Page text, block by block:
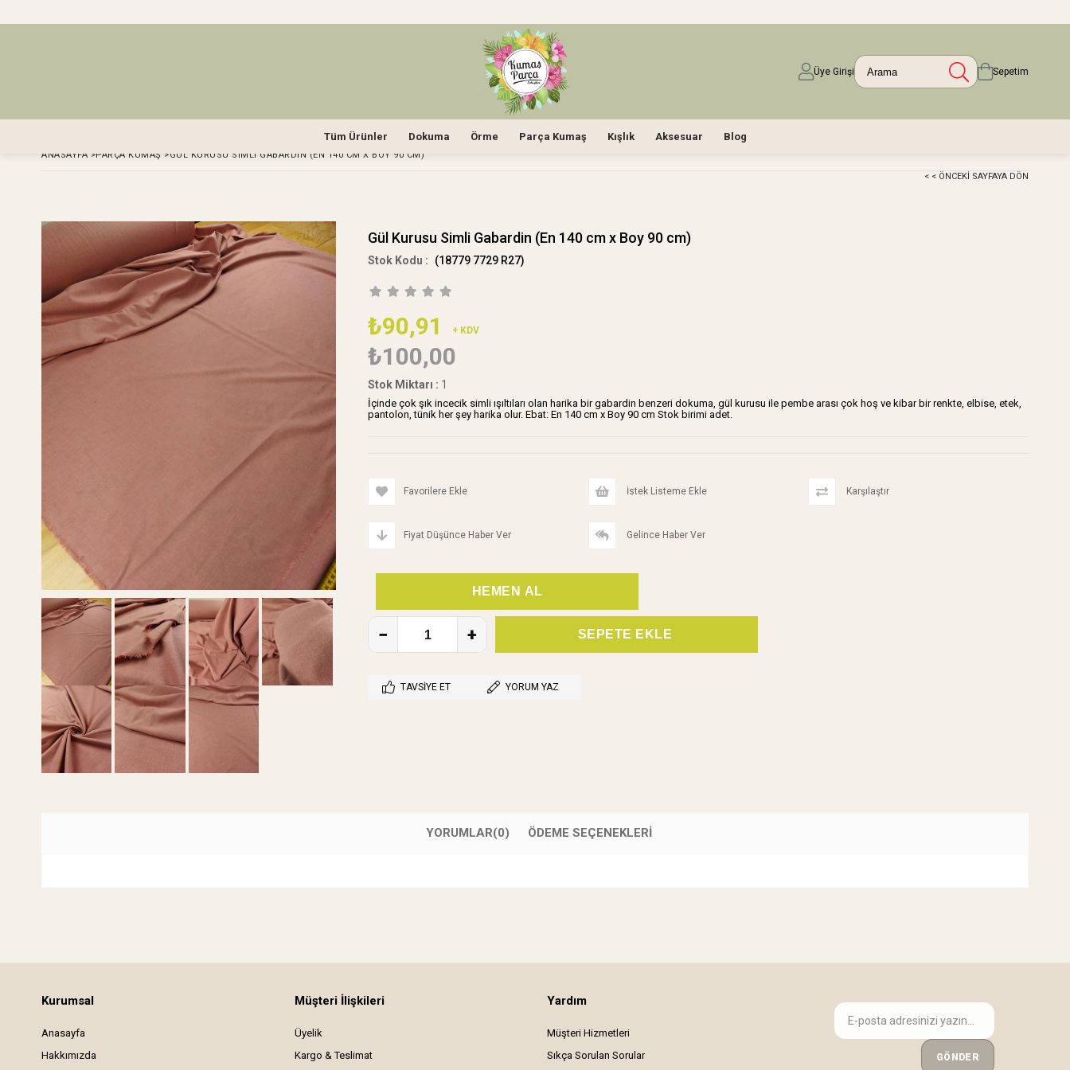
Üye Girişi Sepetim
Tüm Ürünler Dokuma Örme Parça Kumaş Kışlık Aksesuar Blog
ANASAYFA >PARÇA KUMAŞ >GÜL KURUSU SIMLI GABARDIN (EN 140 CM X BOY 90 CM)
< < ÖNCEKI SAYFAYA DÖN
Gül Kurusu Simli Gabardin (En 140 cm x Boy 90 cm)
(18779 7729 R27)
₺90,91 + KDV
₺100,00
Stok Miktarı : 1
İçinde çok şık incecik simli ışıltıları olan harika bir gabardin benzeri dokuma, gül kurusu ile pembe arası çok hoş ve kibar bir renkte, elbise, etek,
pantolon, tünik her şey harika olur. Ebat: En 140 cm x Boy 90 cm Stok birimi adet.
Favorilere Ekle İstek Listeme Ekle Karşılaştır
Fiyat Düşünce Haber Ver Gelince Haber Ver
TAVSIYE ET YORUM YAZ
YORUMLAR(0) ÖDEME SEÇENEKLERI
Kurumsal
Anasayfa
Hakkımızda
Müşteri İlişkileri
Üyelik
Kargo & Teslimat
Yardım
Müşteri Hizmetleri
Sıkça Sorulan Sorular
GÖNDER